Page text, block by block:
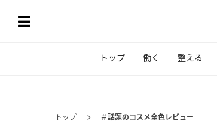
トップ 働く 整える
トップ ＃話題のコスメ全色レビュー